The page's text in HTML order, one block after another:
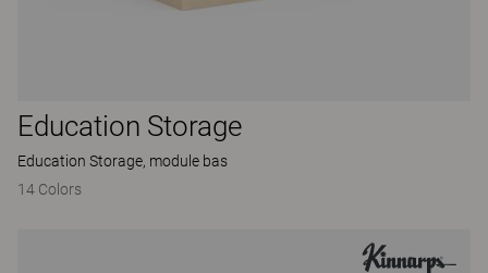
Education Storage
Education Storage, module bas
14 Colors